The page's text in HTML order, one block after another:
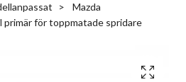
Mazda
primär för toppmatade spridare